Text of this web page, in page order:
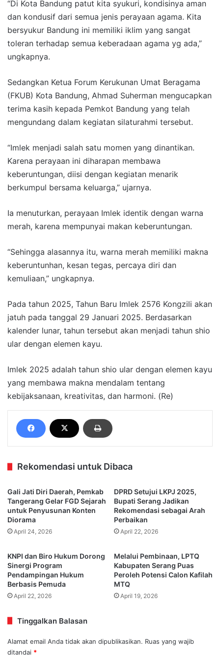
“Di Kota Bandung patut kita syukuri, kondisinya aman
dan kondusif dari semua jenis perayaan agama. Kita
bersyukur Bandung ini memiliki iklim yang sangat
toleran terhadap semua keberadaan agama yg ada,”
ungkapnya.
Sedangkan Ketua Forum Kerukunan Umat Beragama
(FKUB) Kota Bandung, Ahmad Suherman mengucapkan
terima kasih kepada Pemkot Bandung yang telah
mengundang dalam kegiatan silaturahmi tersebut.
“Imlek menjadi salah satu momen yang dinantikan.
Karena perayaan ini diharapan membawa
keberuntungan, diisi dengan kegiatan menarik
berkumpul bersama keluarga,” ujarnya.
Ia menuturkan, perayaan Imlek identik dengan warna
merah, karena mempunyai makan keberuntungan.
“Sehingga alasannya itu, warna merah memiliki makna
keberuntunhan, kesan tegas, percaya diri dan
kemuliaan,” ungkapnya.
Pada tahun 2025, Tahun Baru Imlek 2576 Kongzili akan
jatuh pada tanggal 29 Januari 2025. Berdasarkan
kalender lunar, tahun tersebut akan menjadi tahun shio
ular dengan elemen kayu.
Imlek 2025 adalah tahun shio ular dengan elemen kayu
yang membawa makna mendalam tentang
kebijaksanaan, kreativitas, dan harmoni. (Re)
Rekomendasi untuk Dibaca
Gali Jati Diri Daerah, Pemkab
Tangerang Gelar FGD Sejarah
untuk Penyusunan Konten
Diorama
April 24, 2026
DPRD Setujui LKPJ 2025,
Bupati Serang Jadikan
Rekomendasi sebagai Arah
Perbaikan
April 22, 2026
KNPI dan Biro Hukum Dorong
Sinergi Program
Pendampingan Hukum
Berbasis Pemuda
April 22, 2026
Melalui Pembinaan, LPTQ
Kabupaten Serang Puas
Peroleh Potensi Calon Kafilah
MTQ
April 19, 2026
Tinggalkan Balasan
Alamat email Anda tidak akan dipublikasikan. Ruas yang wajib
ditandai *